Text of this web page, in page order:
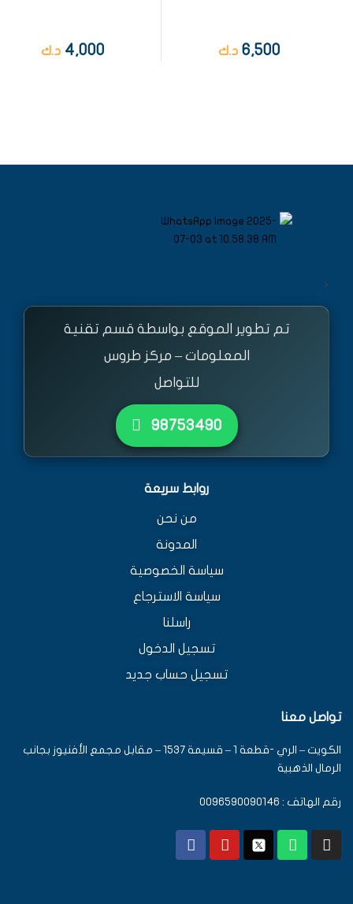
6,500 د.ك 4,000 د.ك
<
تم تطوير الموقع بواسطة قسم تقنية
المعلومات – مركز طروس
للتواصل
٩٨٧٥٣٤٩٠
روابط سريعة
من نحن
المدونة
سياسة الخصوصية
سياسة الاسترجاع
راسلنا
تسجيل الدخول
تسجيل حساب جديد
تواصل معنا
الكويت – الري -قطعة 1 – قسيمة 1537 – مقابل مجمع الأفنيوز بجانب
الرمال الذهبية
رقم الهاتف : 0096590090146